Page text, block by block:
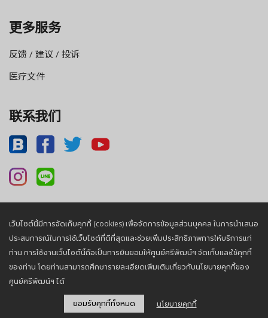
更多服务
反馈 / 建议 / 投诉
医疗文件
联系我们
Privacy Policy |Cookies Policy
© 2026, Sriphat Medical Center. All Rights Reserved.
เว็บไซต์นี้มีการจัดเก็บคุกกี้ (cookies) เพื่อจัดการข้อมูลส่วนบุคคล ในการนำเสนอ
ประสบการณ์ในการใช้เว็บไซต์ที่ดีที่สุดและช่วยเพิ่มประสิทธิภาพการให้บริการแก่
ท่าน การใช้งานเว็บไซต์นี้ถือเป็นการยินยอมให้ศูนย์ศรีพัฒน์ฯ จัดเก็บและใช้คุกกี้
ของท่าน โดยท่านสามารถศึกษารายละเอียดเพิ่มเติมเกี่ยวกับนโยบายคุกกี้ของ
ศูนย์ศรีพัฒน์ฯ ได้
ยอมรับคุกกี้ทั้งหมด นโยบายคุกกี้